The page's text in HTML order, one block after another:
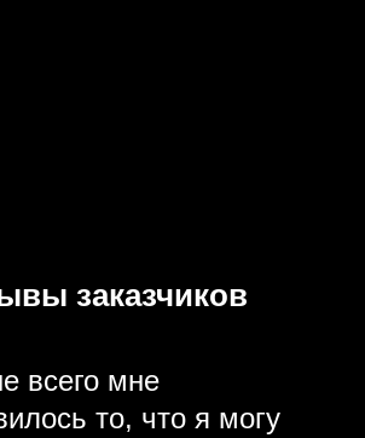
заказчиков
всего мне
то, что я могу